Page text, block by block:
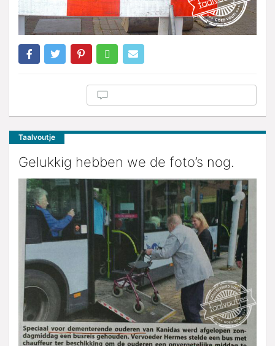
Taalvoutje
Gelukkig hebben we de foto’s nog.